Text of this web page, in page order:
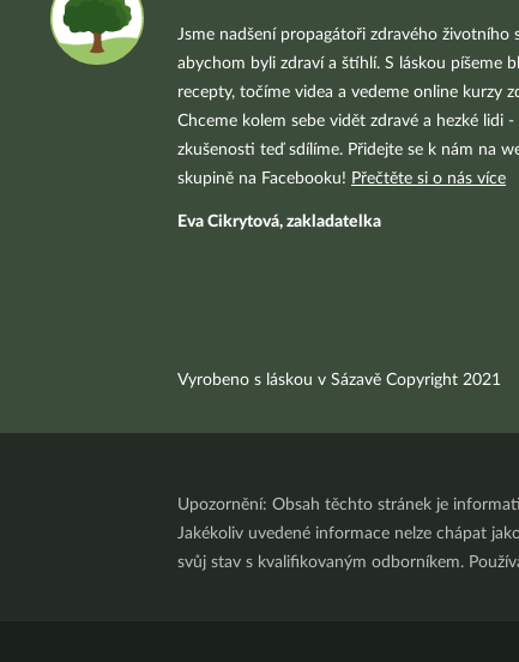
Jsme nadšení propagátoři zdravého životního
abychom byli zdraví a štíhlí. S láskou píšeme
recepty, točíme videa a vedeme online kurzy
Chceme kolem sebe vidět zdravé a hezké lidi
zkušenosti teď sdílíme. Přidejte se k nám na
skupině na Facebooku! Přečtěte si o nás více
Eva Cikrytová, zakladatelka
Vyrobeno s láskou v Sázavě Copyright 2021
Upozornění: Obsah těchto stránek je
Jakékoliv uvedené informace nelze chápat
svůj stav s kvalifikovaným odborníkem.